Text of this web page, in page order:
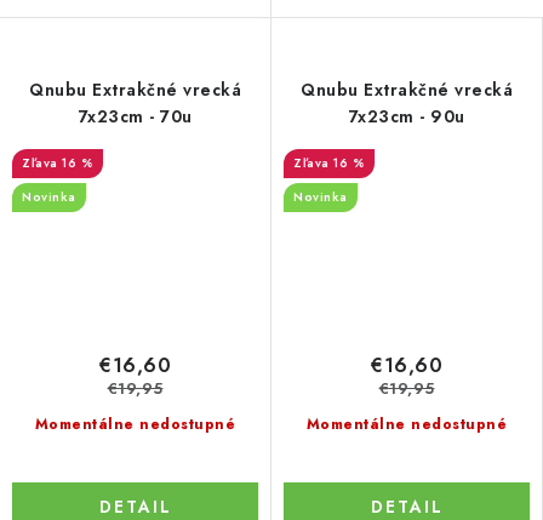
Qnubu Extrakčné vrecká
7x23cm - 70u
16 %
Novinka
Momentálne nedostupné
€16,60
€19,95
DETAIL
Qnubu Extrakčné vrecká
7x23cm - 90u
16 %
Novinka
Momentálne nedostupné
€16,60
€19,95
DETAIL